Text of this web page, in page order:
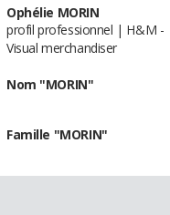
Ophélie MORIN
profil professionnel | H&M -
Visual merchandiser
Nom "MORIN"
Famille "MORIN"